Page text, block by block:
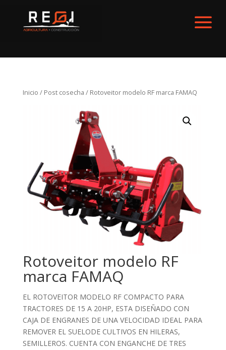
Inicio / Post cosecha / Rotoveitor modelo RF marca FAMAQ
Rotoveitor modelo RF
marca FAMAQ
EL ROTOVEITOR MODELO RF COMPACTO PARA
TRACTORES DE 15 A 20HP, ESTA DISEÑADO CON
CAJA DE ENGRANES DE UNA VELOCIDAD IDEAL PARA
REMOVER EL SUELODE CULTIVOS EN HILERAS,
SEMILLEROS. CUENTA CON ENGANCHE DE TRES